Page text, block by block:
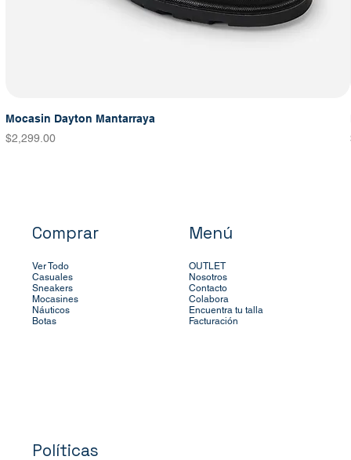
Mocasin Dayton Mantarraya
Precio
$2,299.00
Comprar
Ver Todo
Casuales
Sneakers
Mocasines
Náuticos
Botas
Menú
OUTLET
Nosotros
Contacto
Colabora
Encuentra tu talla
Facturación
Políticas